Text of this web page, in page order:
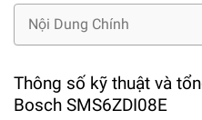
Nội Dung Chính
Thông số kỹ thuật và
Bosch SMS6ZDI08E